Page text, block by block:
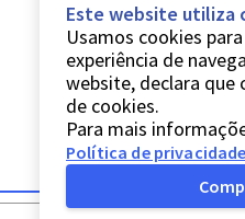
Este website utiliza
Usamos cookies
experiência de
website, declara que
de cookies.
Para mais
Política de privacidade